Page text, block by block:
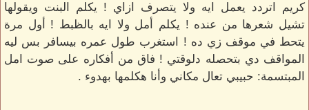
كريم اتردد يعمل ايه ولا يتصرف ازاي ! يكلم البنت ويقولها
تشيل شعرها من عنده ! يكلم أمل ولا ايه بالظبط ! أول مرة
يتحط في موقف زي ده ! استغرب طول عمره بيسافر بس ليه
المواقف دي بتحصله دلوقتي ! فاق من أفكاره على صوت امل
المبتسمة: حبيبي تعال مكاني وأنا هكلمها بهدوء .